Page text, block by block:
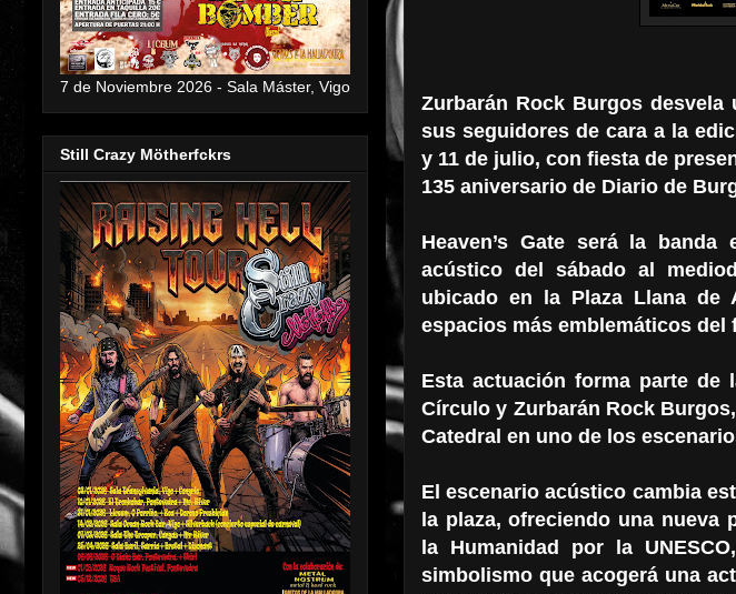
Zurbarán Rock Burgos
sus seguidores de cara a la
y 11 de julio, con fiesta de
135 aniversario de Diario de
Heaven’s Gate será la
acústico del sábado al
ubicado en la Plaza Llana
espacios más emblemáticos del
Esta actuación forma parte de
Círculo y Zurbarán Rock
Catedral en uno de los
El escenario acústico cambia
la plaza, ofreciendo una nueva
la Humanidad por la
simbolismo que acogerá una
7 de Noviembre 2026 - Sala Máster, Vigo
Still Crazy Mötherfckrs